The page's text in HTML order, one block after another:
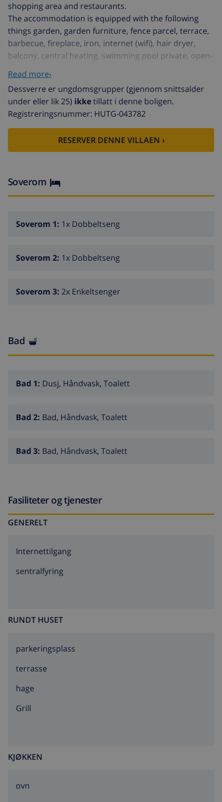
shopping area and restaurants.
The accommodation is equipped with the following
things garden, garden furniture, fence parcel, terrace,
barbecue, fireplace, iron, internet (wifi), hair dryer,
balcony, central heating, swimming pool private, open-
air car parking (2 seats) in the same building, 1 TV.
The independent kitchen, of vitroceramic, is equipped
with refrigerator, microwave, oven, freezer,
washing machine, dishes/cutlery, coffee machine,
toaster, kettle and juicer.
Read more›
Dessverre er ungdomsgrupper (gjennom snittsalder
under eller lik 25) ikketillatt i denne boligen.
Registreringsnummer: HUTG-043782
RESERVER DENNE VILLAEN ›
Soverom
Soverom 1: 1x Dobbeltseng
Soverom 2: 1x Dobbeltseng
Soverom 3: 2x Enkeltsenger
Bad
Bad 1: Dusj, Håndvask, Toalett
Bad 2: Bad, Håndvask, Toalett
Bad 3: Bad, Håndvask, Toalett
Fasiliteter og tjenester
GENERELT
Internettilgang
sentralfyring
RUNDT HUSET
parkeringsplass
terrasse
hage
grill
KJØKKEN
ovn